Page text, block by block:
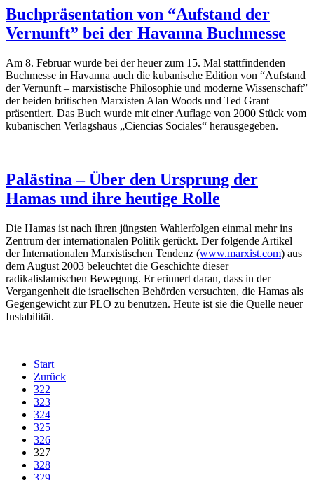
Buchpräsentation von “Aufstand der
Vernunft” bei der Havanna Buchmesse
Am 8. Februar wurde bei der heuer zum 15. Mal stattfindenden
Buchmesse in Havanna auch die kubanische Edition von “Aufstand
der Vernunft – marxistische Philosophie und moderne Wissenschaft”
der beiden britischen Marxisten Alan Woods und Ted Grant
präsentiert. Das Buch wurde mit einer Auflage von 2000 Stück vom
kubanischen Verlagshaus „Ciencias Sociales“ herausgegeben.
Palästina – Über den Ursprung der
Hamas und ihre heutige Rolle
Die Hamas ist nach ihren jüngsten Wahlerfolgen einmal mehr ins
Zentrum der internationalen Politik gerückt. Der folgende Artikel
der Internationalen Marxistischen Tendenz (www.marxist.com) aus
dem August 2003 beleuchtet die Geschichte dieser
radikalislamischen Bewegung. Er erinnert daran, dass in der
Vergangenheit die israelischen Behörden versuchten, die Hamas als
Gegengewicht zur PLO zu benutzen. Heute ist sie die Quelle neuer
Instabilität.
Start
Zurück
322
323
324
325
326
327
328
329